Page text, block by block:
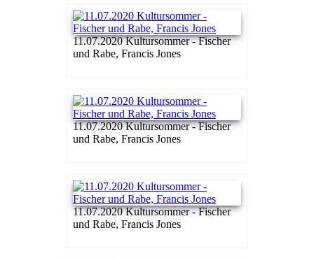
11.07.2020 Kultursommer - Fischer
und Rabe, Francis Jones
11.07.2020 Kultursommer - Fischer
und Rabe, Francis Jones
11.07.2020 Kultursommer - Fischer
und Rabe, Francis Jones